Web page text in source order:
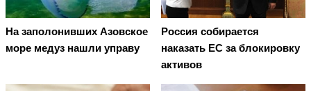
На заполонивших Азовское
море медуз нашли управу
Россия собирается
наказать EC за блокировку
активов